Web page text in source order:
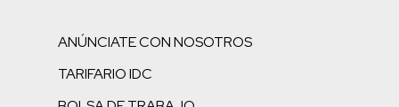
ANÚNCIATE CON NOSOTROS
TARIFARIO IDC